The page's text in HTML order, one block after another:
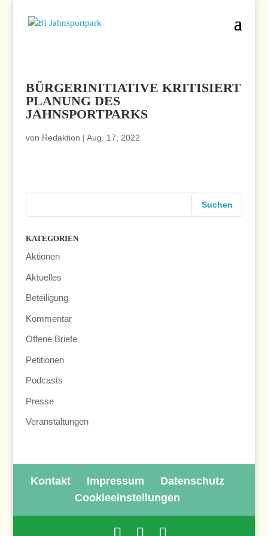
BÜRGERINITIATIVE KRITISIERT
PLANUNG DES
JAHNSPORTPARKS
von Redaktion | Aug. 17, 2022
KATEGORIEN
Aktionen
Aktuelles
Beteiligung
Kommentar
Offene Briefe
Petitionen
Podcasts
Presse
Veranstaltungen
Kontakt Impressum
Datenschutz
Cookieeinstellungen